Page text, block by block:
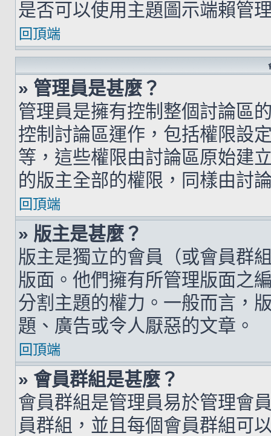
是否可以使用主題圖示端賴管
回頂端
» 管理員是甚麼？
管理員是擁有控制整個討論區
控制討論區運作，包括權限設
等，這些權限由討論區原始建
的版主全部的權限，同樣由討
回頂端
» 版主是甚麼？
版主是獨立的會員（或會員群
版面。他們擁有所管理版面之
分割主題的權力。一般而言，
題、廣告或令人厭惡的文章。
回頂端
» 會員群組是甚麼？
會員群組是管理員易於管理會
員群組，並且每個會員群組可